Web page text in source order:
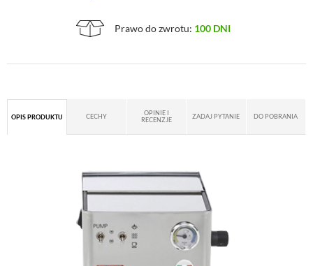
Prawo do zwrotu: 100 DNI
OPIS PRODUKTU CECHY
OPINIE I
RECENZJE
ZADAJ PYTANIE DO POBRANIA